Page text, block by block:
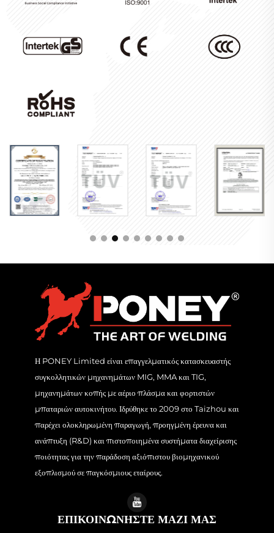
Η PONEY Limited είναι επαγγελματικός κατασκευαστής
συγκολλητικών μηχανημάτων MIG, MMA και TIG,
μηχανημάτων κοπής με αέριο πλάσμα και φορτιστών
μπαταριών αυτοκινήτου. Ιδρύθηκε το 2009 στο Taizhou και
παρέχει ολοκληρωμένη παραγωγή, προηγμένη έρευνα και
ανάπτυξη (R&D) και πιστοποιημένα συστήματα διαχείρισης
ποιότητας για την παράδοση αξιόπιστου βιομηχανικού
εξοπλισμού σε παγκόσμιους εταίρους.
ΕΠΙΚΟΙΝΩΝΗΣΤΕ ΜΑΖΙ ΜΑΣ